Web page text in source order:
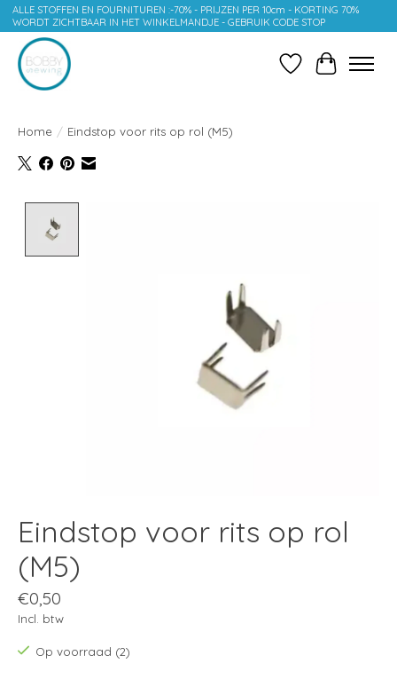
ALLE STOFFEN EN FOURNITUREN :-70% - PRIJZEN PER 10cm - KORTING 70%
WORDT ZICHTBAAR IN HET WINKELMANDJE - GEBRUIK CODE STOP
Verlanglijst
Home / Eindstop voor rits op rol (M5)
Eindstop voor rits op rol
(M5)
€0,50
Incl. btw
Op voorraad (2)